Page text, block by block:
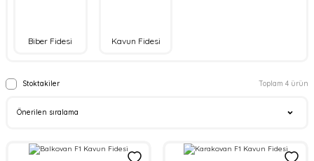
Biber Fidesi Kavun Fidesi
Stoktakiler Toplam 4 ürün